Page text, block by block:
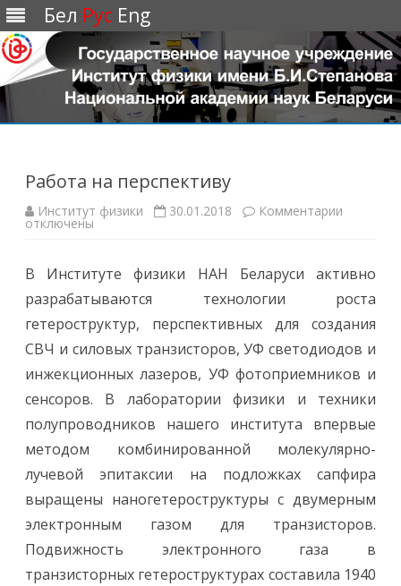
Бел Рус Eng
Работа на перспективу
Институт физики 30.01.2018 Комментарии
с
Р
б
т
а
н
п
р
п
е
к
т
и
у
отключены
В Институте физики НАН Беларуси активно
разрабатываются технологии роста
гетероструктур, перспективных для создания
СВЧ и силовых транзисторов, УФ светодиодов и
инжекционных лазеров, УФ фотоприемников и
сенсоров. В лаборатории физики и техники
полупроводников нашего института впервые
методом комбинированной молекулярно-
лучевой эпитаксии на подложках сапфира
выращены наногетероструктуры с двумерным
электронным газом для транзисторов.
Подвижность электронного газа в
транзисторных гетероструктурах составила 1940